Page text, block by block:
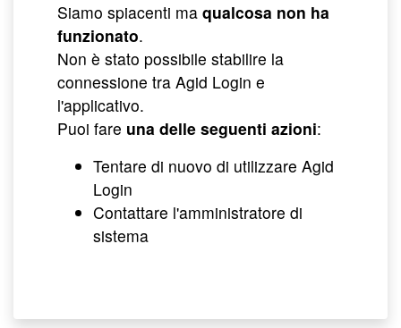
Siamo spiacenti ma qualcosa non ha
funzionato.
Non è stato possibile stabilire la
connessione tra Agid Login e
l'applicativo.
Puoi fare una delle seguenti azioni:
Tentare di nuovo di utilizzare Agid
Login
Contattare l'amministratore di
sistema